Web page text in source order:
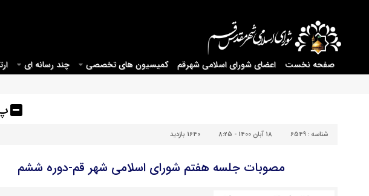
صفحه نخست اعضای شورای اسلامی شهرقم کمیسیون های تخصصی چند رسانه ای
شناسه : 6549 18 آبان 1400 - 8:25 1640 بازدید
مصوبات جلسه هفتم شورای اسلامی شهر قم-دوره ششم